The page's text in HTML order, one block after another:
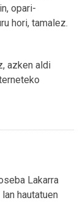
opari-
hori, tamalez.
azken aldi
Lakarra
hautatuen